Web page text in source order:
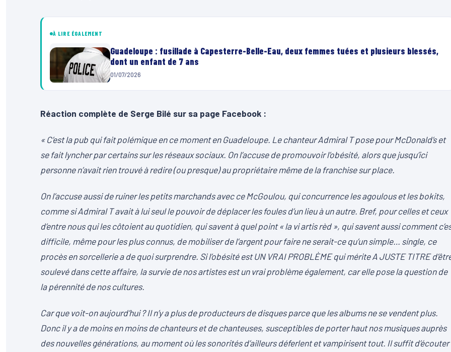
À LIRE ÉGALEMENT
Guadeloupe : fusillade à Capesterre-Belle-Eau, deux femmes tuées et plusieurs blessés,
dont un enfant de 7 ans
01/07/2026
Réaction complète de Serge Bilé sur sa page Facebook :
« C’est la pub qui fait polémique en ce moment en Guadeloupe. Le chanteur Admiral T pose pour McDonald’s et
se fait lyncher par certains sur les réseaux sociaux. On l’accuse de promouvoir l’obésité, alors que jusqu’ici
personne n’avait rien trouvé à redire (ou presque) au propriétaire même de la franchise sur place.
On l’accuse aussi de ruiner les petits marchands avec ce McGoulou, qui concurrence les agoulous et les bokits,
comme si Admiral T avait à lui seul le pouvoir de déplacer les foules d’un lieu à un autre. Bref, pour celles et ceux
d’entre nous qui les côtoient au quotidien, qui savent à quel point « la vi artis rèd », qui savent aussi comment
difficile, même pour les plus connus, de mobiliser de l’argent pour faire ne serait-ce qu’un simple… single, ce
procès en sorcellerie a de quoi surprendre. Si l’obésité est UN VRAI PROBLÈME qui mérite A JUSTE TITRE
soulevé dans cette affaire, la survie de nos artistes est un vrai problème également, car elle pose la question de
la pérennité de nos cultures.
Car que voit-on aujourd’hui ? Il n’y a plus de producteurs de disques parce que les albums ne se vendent plus.
Donc il y a de moins en moins de chanteurs et de chanteuses, susceptibles de porter haut nos musiques auprès
des nouvelles générations, au moment où les sonorités d’ailleurs déferlent et vampirisent tout. Il suffit d’écouter